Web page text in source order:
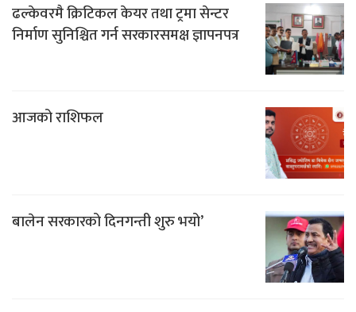
ढल्केवरमै क्रिटिकल केयर तथा ट्रमा सेन्टर
निर्माण सुनिश्चित गर्न सरकारसमक्ष ज्ञापनपत्र
आजको राशिफल
बालेन सरकारको दिनगन्ती शुरु भयो’